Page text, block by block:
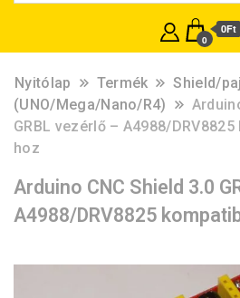
0
0Ft
Nyitólap Termék Shield/
(UNO/Mega/Nano/R4)
GRBL vezérlő – A4988/
hoz
Arduino CNC Shield 3.0
A4988/DRV8825